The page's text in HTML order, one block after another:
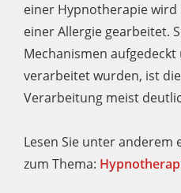
einer Hypnotherapie
einer Allergie gearbeitet.
Mechanismen
verarbeitet wurden, ist
Verarbeitung meist
Lesen Sie unter anderem
zum Thema: